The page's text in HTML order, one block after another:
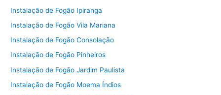
Instalação de Fogão Ipiranga
Instalação de Fogão Vila Mariana
Instalação de Fogão Consolação
Instalação de Fogão Pinheiros
Instalação de Fogão Jardim Paulista
Instalação de Fogão Moema Índios